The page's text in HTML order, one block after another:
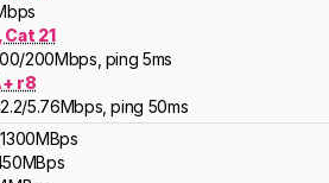
21
/200Mbps , ping 5ms
r8
/5.76Mbps , ping 50ms
1300MBps
MBps